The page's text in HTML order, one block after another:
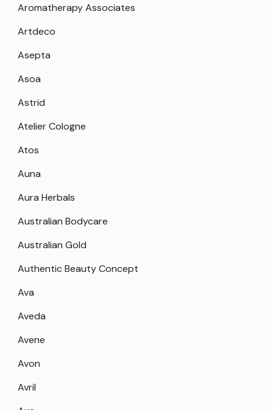
Aromatherapy Associates
Artdeco
Asepta
Asoa
Astrid
Atelier Cologne
Atos
Auna
Aura Herbals
Australian Bodycare
Australian Gold
Authentic Beauty Concept
Ava
Aveda
Avene
Avon
Avril